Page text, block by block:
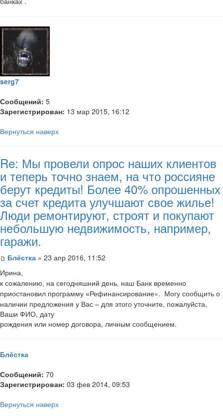
serg7
Сообщений: 5
Зарегистрирован: 13 мар 2015, 16:12
Вернуться наверх
Re: Мы провели опрос наших клиентов
и теперь точно знаем, на что россияне
берут кредиты! Более 40% опрошенных
за счет кредита улучшают свое жилье!
Люди ремонтируют, строят и покупают
небольшую недвижимость, например,
гаражи.
Блёстка » 23 апр 2016, 11:52
Ирина,
к сожалению, на сегодняшний день, наш Банк временно
приостановил программу «Рефинансирование». Могу сообщить о
наличии предложения у Вас – для этого уточните, пожалуйста,
Ваши ФИО, дату
рождения или номер договора, личным сообщением.
Блёстка
Сообщений: 70
Зарегистрирован: 03 фев 2014, 09:53
Вернуться наверх